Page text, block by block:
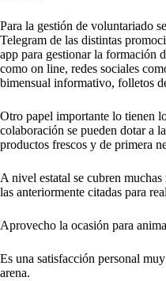
Para la gestión de voluntariado
Telegram de las distintas
app para gestionar la formación
como on line, redes sociales
bimensual informativo, folletos
Otro papel importante lo tienen
colaboración se pueden dotar a
productos frescos y de primera
A nivel estatal se cubren muchas
las anteriormente citadas para
Aprovecho la ocasión para
Es una satisfacción personal
arena.